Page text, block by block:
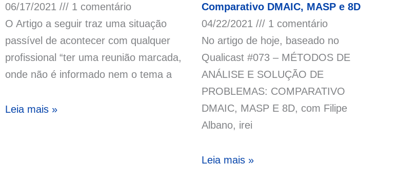
06/17/2021
1 comentário
O Artigo a seguir traz uma situação
passível de acontecer com qualquer
profissional “ter uma reunião marcada,
onde não é informado nem o tema a
Leia mais »
Comparativo DMAIC, MASP e 8D
04/22/2021
1 comentário
No artigo de hoje, baseado no
Qualicast #073 – MÉTODOS DE
ANÁLISE E SOLUÇÃO DE
PROBLEMAS: COMPARATIVO
DMAIC, MASP E 8D, com Filipe
Albano, irei
Leia mais »